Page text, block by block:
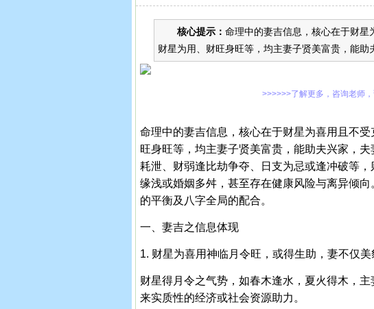
核心提示： 命理中的妻吉信息，核心在于财星
财星为用、财旺身旺等，均主妻子贤美富贵，能助
>>>>>>了解更多，咨询老师
命理中的妻吉信息，核心在于财星为喜用且不
旺身旺等，均主妻子贤美富贵，能助夫兴家，
耗泄、财弱逢比劫争夺、日支为忌或逢冲破等
缘浅或婚姻多舛，甚至存在健康风险与离异倾
的平衡及八字全局的配合。
一、妻吉之信息体现
1. 财星为喜用神临月令旺，或得生助，妻不仅美
财星得月令之气势，如春木逢水，夏火得木，
来实质性的经济或社会资源助力。